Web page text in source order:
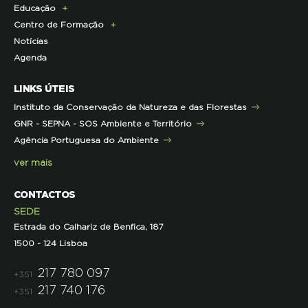
Infraestruturas
Contactos e Localização
Representações
Projetos cofinanciados pela UE
Outros Projetos
Histórico de Projetos
Clipping
Press Kit
Campanhas
ECOs-Locais
Dicas úteis
Iniciativas
Pareceres
Parcerias
Projetos
Semana do Jornalismo de Ambiente 2023
Educação
Área dos Professores
Recursos Pedagógicos
Literacia para a Floresta
Projetos
Centro de Formação
Formação Certificada
Formação Contínua para Professores
Outras Formações
Notícias
Agenda
LINKS ÚTEIS
Instituto da Conservação da Natureza e das Florestas
GNR - SEPNA - SOS Ambiente e Território
Agência Portuguesa do Ambiente
ver mais
CONTACTOS
SEDE
Estrada do Calhariz de Benfica, 187
1500 - 124 Lisboa
+351 217 780 097
+351 217 740 176